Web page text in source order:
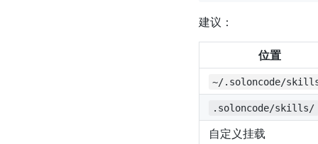
建议：
位置
~/.soloncode/
.soloncode/skills/
自定义挂载